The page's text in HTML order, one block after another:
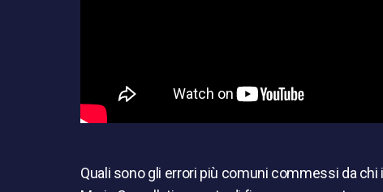
Quali sono gli errori più comuni commessi da